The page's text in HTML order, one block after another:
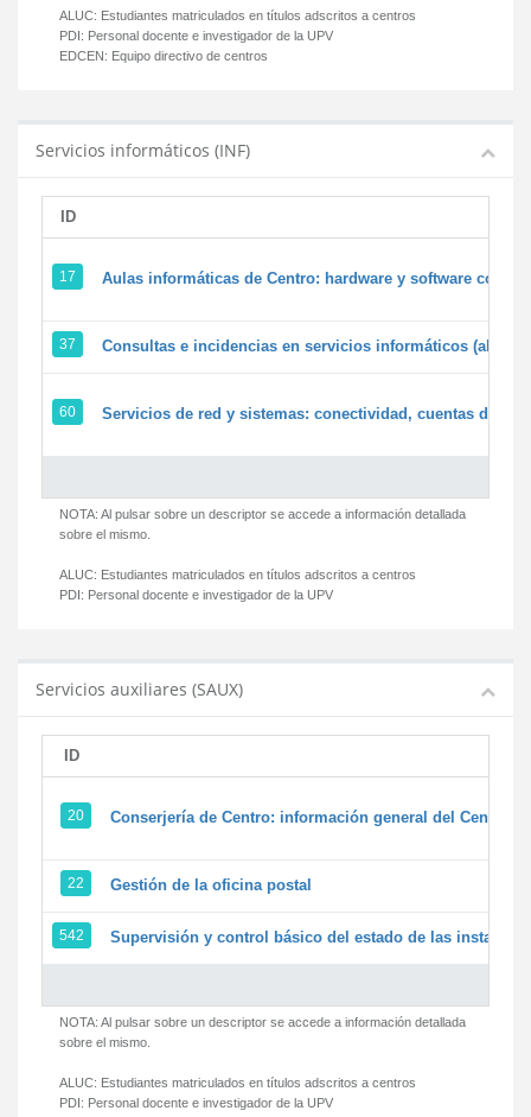
ALUC: Estudiantes matriculados en títulos adscritos a centros
PDI: Personal docente e investigador de la UPV
EDCEN: Equipo directivo de centros
Servicios informáticos (INF)
ID
17 Aulas informáticas de Centro: hardware y software
37 Consultas e incidencias en servicios informáticos
60 Servicios de red y sistemas: conectividad, cuentas de
NOTA: Al pulsar sobre un descriptor se accede a información detallada
sobre el mismo.
ALUC: Estudiantes matriculados en títulos adscritos a centros
PDI: Personal docente e investigador de la UPV
Servicios auxiliares (SAUX)
ID
20 Conserjería de Centro: información general del Centro y
22 Gestión de la oficina postal
542 Supervisión y control básico del estado de las
NOTA: Al pulsar sobre un descriptor se accede a información detallada
sobre el mismo.
ALUC: Estudiantes matriculados en títulos adscritos a centros
PDI: Personal docente e investigador de la UPV